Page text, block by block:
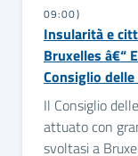
09:00)
Insularità e
Bruxelles â€“
Consiglio
Il Consiglio
attuato con
svoltasi a